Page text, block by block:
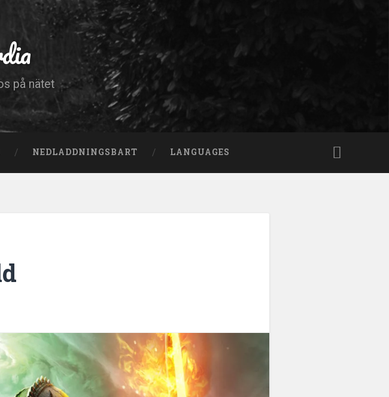
på nätet
NEDLADDNINGSBART LANGUAGES